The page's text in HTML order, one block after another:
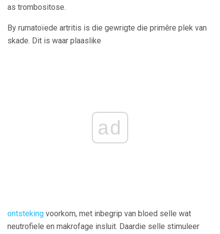
as trombositose.
By rumatoïede artritis is die gewrigte die primêre plek van
skade. Dit is waar plaaslike
ad
ontsteking voorkom, met inbegrip van bloed selle wat
neutrofiele en makrofage insluit. Daardie selle stimuleer